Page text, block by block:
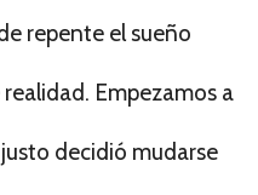
repente el sueño
Empezamos a
decidió mudarse